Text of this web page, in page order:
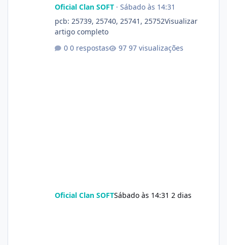
Oficial Clan SOFT· Sábado às 14:31
pcb: 25739, 25740, 25741, 25752Visualizar
artigo completo
0 respostas
97 visualizações
Oficial Clan SOFTSábado às 14:31 2 dias